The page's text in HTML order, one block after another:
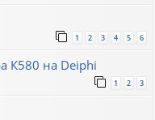
1 2 3 4 5 6
К580 на Deiphi
1 2 3